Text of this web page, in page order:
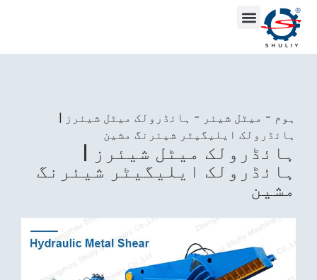
ہوم - میٹل شیئر - ہائڈرولک میٹل شیئرز |
ہائڈرولک ایلیگیٹر شیئرنگ مشین
ہائڈرولک میٹل شیئرز |
ہائڈرولک ایلیگیٹر شیئرنگ
مشین